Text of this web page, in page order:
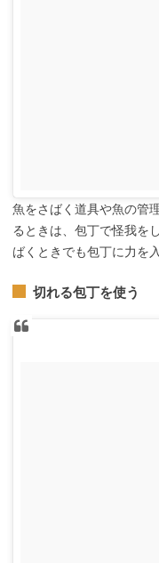
魚をさばく道具や魚の管
るときは、包丁で怪我を
ばくときでも包丁に力を
切れる包丁を使う